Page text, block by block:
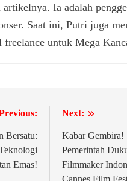
artikelnya. Ia adalah
Saat ini, Putri juga
freelance untuk Mega
Bersatu:
Emas!
Next:
Kabar Gembira!
Pemerintah
Filmmaker
Cannes Film